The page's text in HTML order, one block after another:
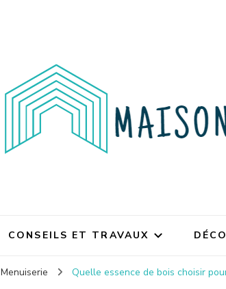
CONSEILS ET TRAVAUX
Menuiserie Quelle essence de bois choisir